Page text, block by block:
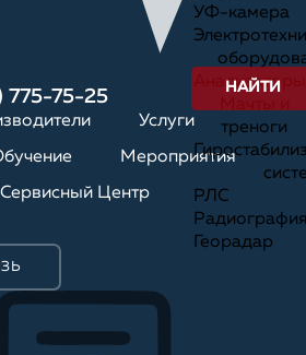
775-75-25
Услуги
Мероприятия
Сервисный Центр
УФ-камера
Анализаторы
треноги
РЛС
Георадар
НАЙТИ